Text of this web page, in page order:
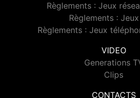
Règlements : Jeux
Règlements :
Règlements : Jeux
VIDEO
Generations
Clips
CONTACTS